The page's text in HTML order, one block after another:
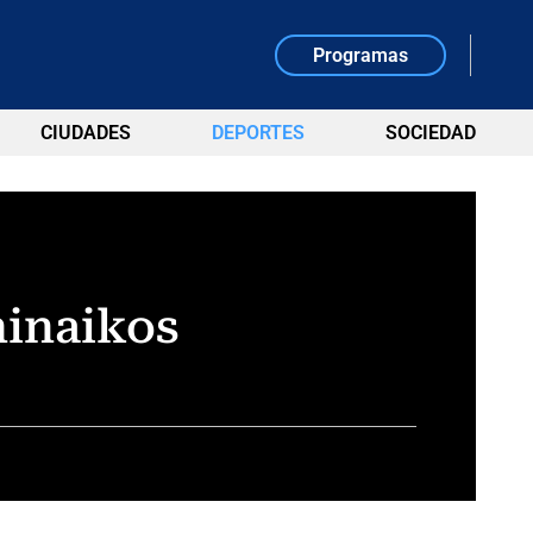
Programas
CIUDADES DEPORTES SOCIEDAD